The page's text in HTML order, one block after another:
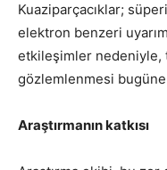
Kuaziparçacıklar;
elektron benzeri
etkileşimler
gözlemlenmesi
Araştırmanın katkısı